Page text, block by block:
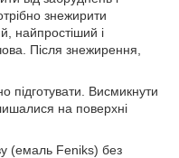
знежирити
найпростіший і
Після знежирення,
підготувати. Висмикнути
на поверхні
(емаль Feniks) без